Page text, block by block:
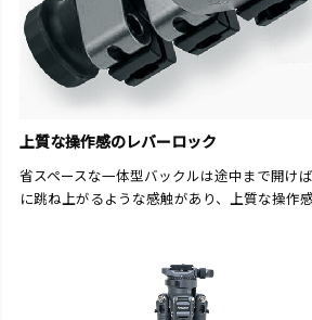
上質な操作感のレバーロック
省スペースな一体型バックルは途中まで開け
に跳ね上がるような感触があり、上質な操作